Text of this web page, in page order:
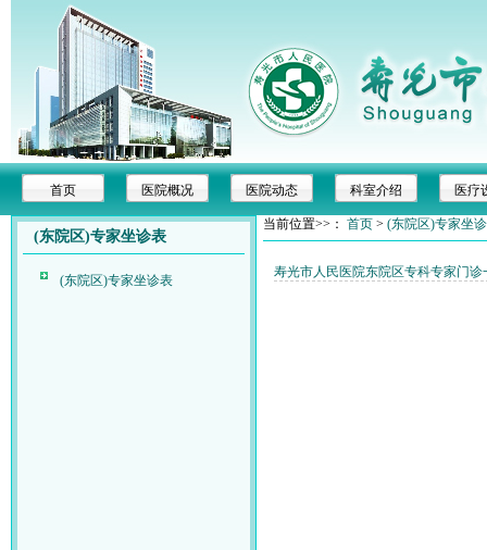
首页 医院概况 医院动态 科室介绍 医疗
(东院区)专家坐诊表
(东院区)专家坐诊表
当前位置>>： 首页 > (东院区)专家坐
寿光市人民医院东院区专科专家门诊